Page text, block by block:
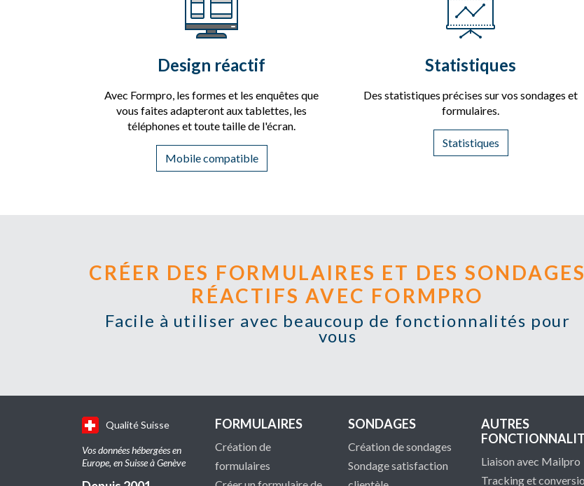
Design réactif
Avec Formpro, les formes et les enquêtes que
vous faites adapteront aux tablettes, les
téléphones et toute taille de l'écran.
Mobile compatible
Statistiques
Des statistiques précises sur vos sondages et
formulaires.
Statistiques
CRÉER DES FORMULAIRES ET DES SONDAGES
RÉACTIFS AVEC FORMPRO
Facile à utiliser avec beaucoup de fonctionnalités pour
vous
Qualité Suisse
Vos données hébergées en
Europe, en Suisse à Genève
FORMULAIRES
Création de
formulaires
SONDAGES
Création de sondages
Sondage satisfaction
AUTRES
Liaison avec Mailpro
Tracking et